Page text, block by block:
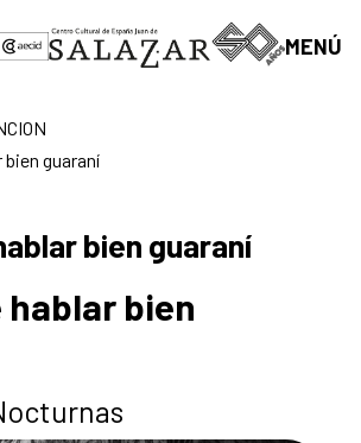
principal
MENÚ
bien guaraní
bien guaraní
hablar bien